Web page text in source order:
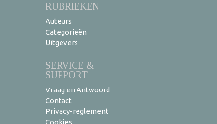
RUBRIEKEN
Auteurs
Categorieën
Uitgevers
SERVICE &
SUPPORT
Vraag en Antwoord
Contact
Privacy-reglement
Cookies